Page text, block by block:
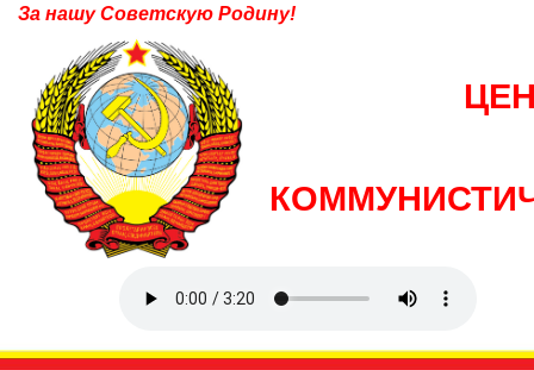
За нашу Советскую Родину!